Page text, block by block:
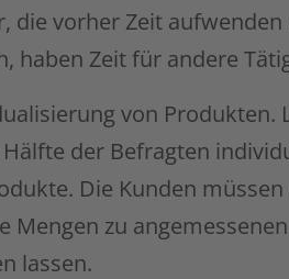
vorher Zeit
haben Zeit für andere
von Produkten.
der Befragten
Die Kunden
zu
lassen.